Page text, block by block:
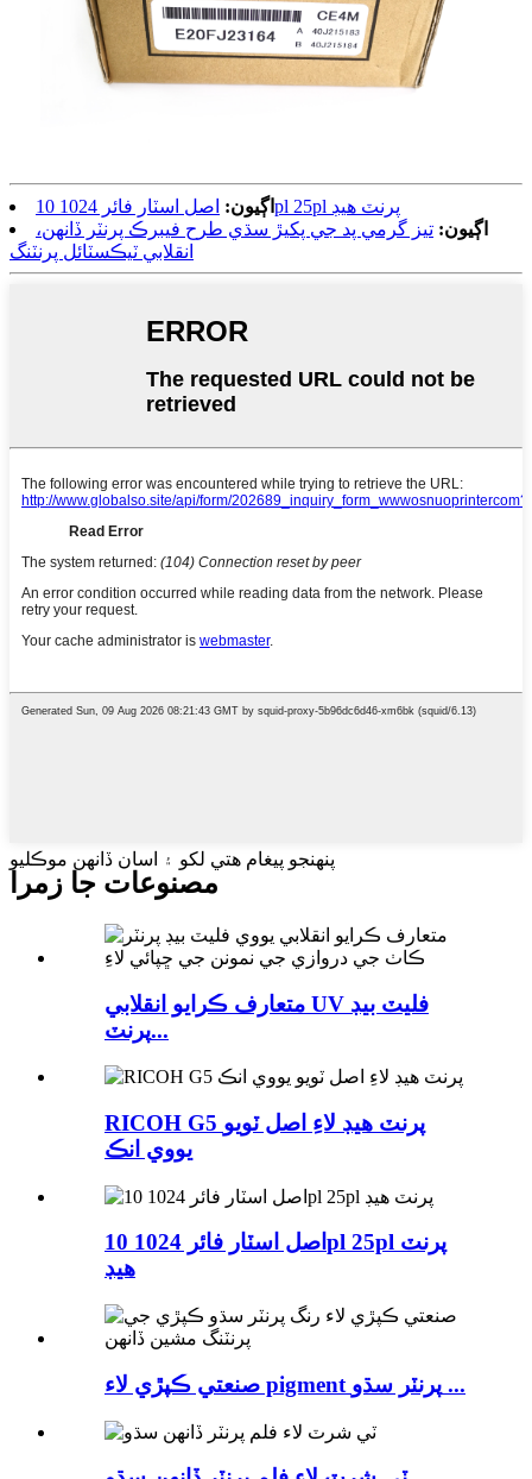
اڳيون:
اصل اسٽار فائر 1024 10pl 25pl پرنٽ هيڊ
اڳيون: تيز گرمي پد جي پکيڙ سڌي طرح فيبرڪ پرنٽر ڏانهن،
انقلابي ٽيڪسٽائل پرنٽنگ
پنهنجو پيغام هتي لکو ۽ اسان ڏانهن موڪليو
مصنوعات جا زمرا
متعارف ڪرايو انقلابي UV فليٽ بيڊ
پرنٽ...
RICOH G5 پرنٽ هيڊ لاءِ اصل ٽويو
يووي انڪ
اصل اسٽار فائر 1024 10pl 25pl پرنٽ
هيڊ
صنعتي ڪپڙي لاء pigment پرنٽر سڌو ...